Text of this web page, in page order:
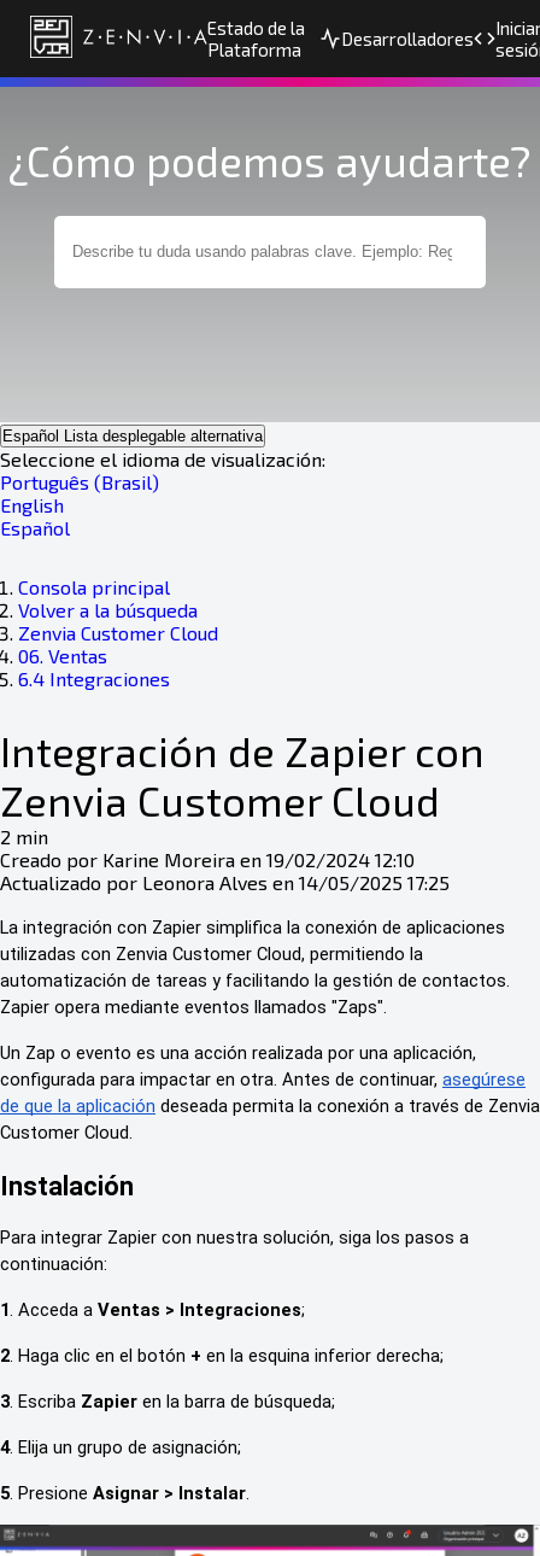
Estado de la
Plataforma
Desarrolladores
¿Cómo podemos ayudarte?
Español Lista desplegable alternativa
Seleccione el idioma de visualización:
Português (Brasil)
English
Español
Consola principal
Volver a la búsqueda
Zenvia Customer Cloud
06. Ventas
6.4 Integraciones
Integración de Zapier con
Zenvia Customer Cloud
2 min
Creado por Karine Moreira en 19/02/2024 12:10
Actualizado por Leonora Alves en 14/05/2025 17:25
La integración con Zapier simplifica la conexión de aplicaciones
utilizadas con Zenvia Customer Cloud, permitiendo la
automatización de tareas y facilitando la gestión de contactos.
Zapier opera mediante eventos llamados "Zaps".
Un Zap o evento es una acción realizada por una aplicación,
configurada para impactar en otra. Antes de continuar, asegúrese
de que la aplicación deseada permita la conexión a través de Zenvia
Customer Cloud.
Instalación
Para integrar Zapier con nuestra solución, siga los pasos a
continuación:
1. Acceda a Ventas > Integraciones;
2. Haga clic en el botón + en la esquina inferior derecha;
3. Escriba Zapier en la barra de búsqueda;
4. Elija un grupo de asignación;
5. Presione Asignar > Instalar.